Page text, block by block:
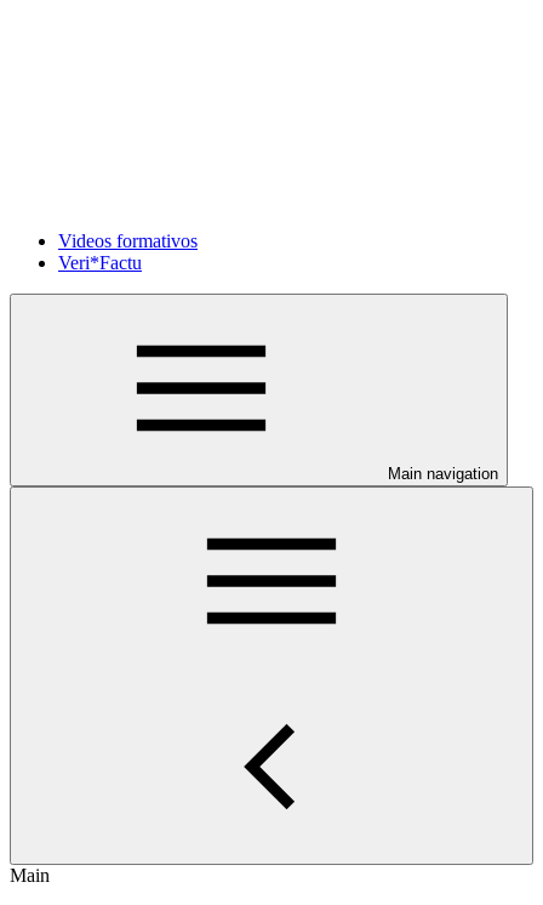
Videos formativos
Veri*Factu
Main navigation
Main